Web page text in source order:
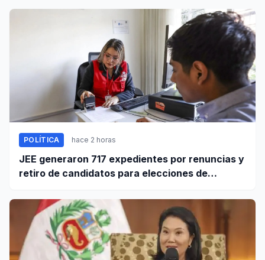
POLÍTICA hace 2 horas
JEE generaron 717 expedientes por renuncias y
retiro de candidatos para elecciones de